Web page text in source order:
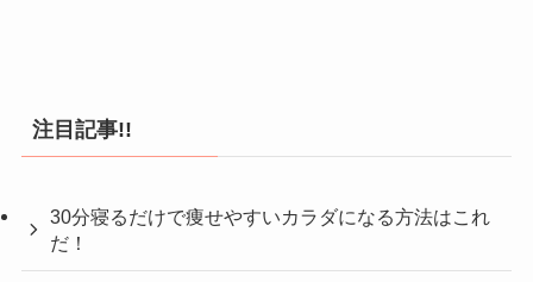
注目記事!!
30分寝るだけで痩せやすいカラダになる方法はこれ
だ！